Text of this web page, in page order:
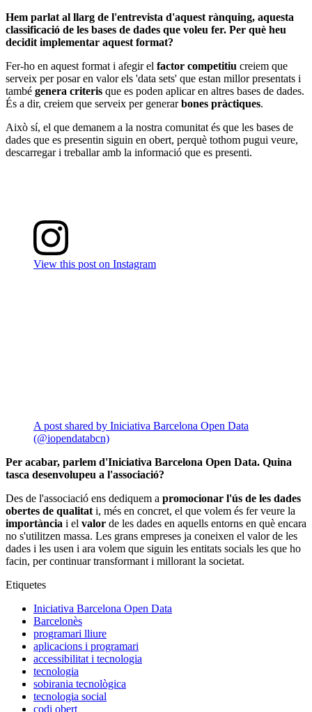
Hem parlat al llarg de l'entrevista d'aquest rànquing, aquesta
classificació de les bases de dades que voleu fer. Per què heu
decidit implementar aquest format?
Fer-ho en aquest format i afegir el factor competitiu creiem que
serveix per posar en valor els 'data sets' que estan millor presentats i
també genera criteris que es poden aplicar en altres bases de dades.
És a dir, creiem que serveix per generarbones pràctiques.
Això sí, el que demanem a la nostra comunitat és que les bases de
dades que es presentin siguin en obert, perquè tothom pugui veure,
descarregar i treballar amb la informació que es presenti.
View this post on Instagram
A post shared by Iniciativa Barcelona Open Data
(@iopendatabcn)
Per acabar, parlem d'Iniciativa Barcelona Open Data. Quina
tasca desenvolupeu a l'associació?
Des de l'associació ens dediquem a promocionar l'ús de les dades
obertes de qualitat i, més en concret, el que volem és fer veure la
importància i el valor de les dades en aquells entorns en què encara
no s'utilitzen massa. Les grans empreses ja coneixen el valor de les
dades i les usen i ara volem que siguin les entitats socials les que ho
facin, per continuar transformant i millorant la societat.
Etiquetes
Iniciativa Barcelona Open Data
Barcelonès
programari lliure
aplicacions i programari
accessibilitat i tecnologia
tecnologia
sobirania tecnològica
tecnologia social
codi obert